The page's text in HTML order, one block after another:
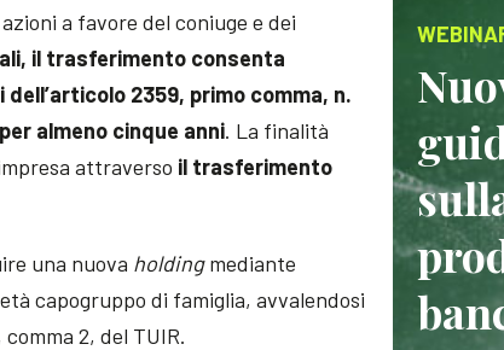
a favore del coniuge e dei
il trasferimento consenta
2359, primo comma, n.
almeno cinque anni. La finalità
attraverso il trasferimento
una nuova holdingmediante
capogruppo di famiglia, avvalendosi
2, del TUIR.